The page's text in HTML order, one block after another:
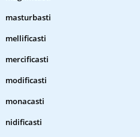
masturbasti
mellificasti
mercificasti
modificasti
monacasti
nidificasti